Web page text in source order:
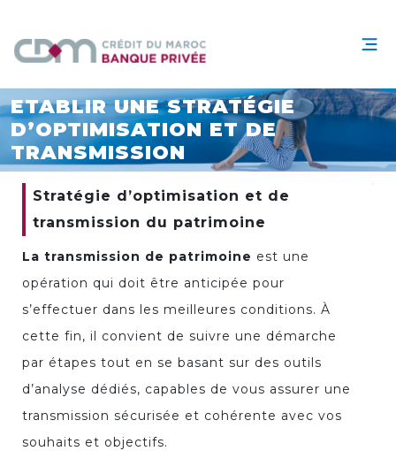
ETABLIR UNE STRATÉGIE
D’OPTIMISATION ET DE
TRANSMISSION
Stratégie d’optimisation et de
transmission du patrimoine
La transmission de patrimoine est une
opération qui doit être anticipée pour
s’effectuer dans les meilleures conditions. À
cette fin, il convient de suivre une démarche
par étapes tout en se basant sur des outils
d’analyse dédiés, capables de vous assurer une
transmission sécurisée et cohérente avec vos
souhaits et objectifs.